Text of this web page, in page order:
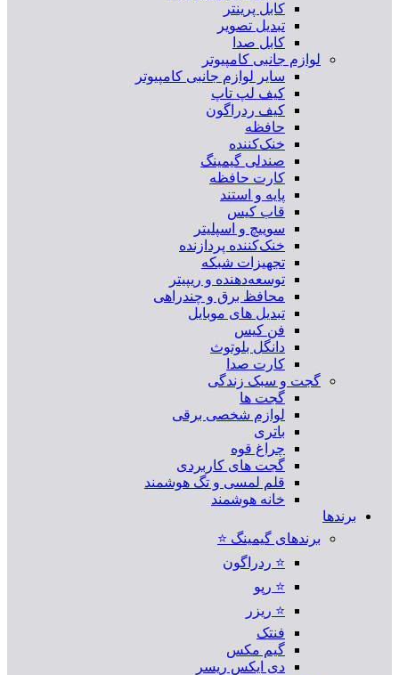
کابل پرینتر
تبدیل تصویر
کابل صدا
لوازم جانبی کامپیوتر
سایر لوازم جانبی کامپیوتر
کیف لپ تاپ
کیف ردراگون
حافظه
خنک‌کننده
صندلی گیمینگ
کارت حافظه
پایه و استند
قاب کیس
سوییچ و اسپلیتر
خنک‌کننده پردازنده
تجهیزات شبکه
توسعه‌دهنده و ریپیتر
محافظ برق و چندراهی
تبدیل های موبایل
فن کیس
دانگل بلوتوث
کارت صدا
گجت و سبک زندگی
گجت ها
لوازم شخصی برقی
باتری
چراغ قوه
گجت های کاربردی
قلم لمسی و تگ هوشمند
خانه هوشمند
برندها
برندهای گیمینگ ⭐
⭐ ردراگون
⭐ رپو
⭐ ریزر
فنتک
گیم مکس
دی ایکس ریسر